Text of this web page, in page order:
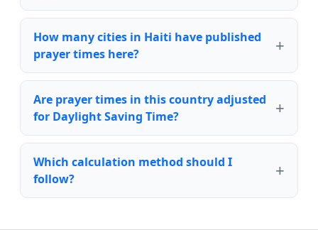
How many cities in Haiti have published
prayer times here?
Are prayer times in this country adjusted
for Daylight Saving Time?
Which calculation method should I
follow?